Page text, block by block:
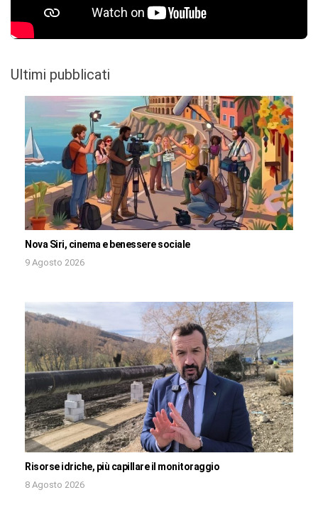
Ultimi pubblicati
Nova Siri, cinema e benessere sociale
9 Agosto 2026
Risorse idriche, più capillare il monitoraggio
8 Agosto 2026